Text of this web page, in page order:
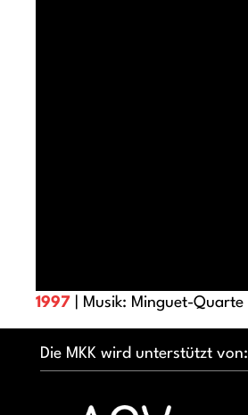
1997 | Musik: Minguet-Quarte
Die MKK wird unterstützt von: